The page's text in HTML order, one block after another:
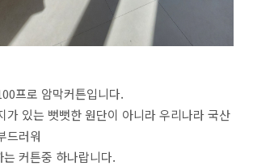
프로 암막커튼입니다.
가 있는 뻣뻣한 원단이 아니라 우리나라 국산
드러워
커튼중 하나랍니다.